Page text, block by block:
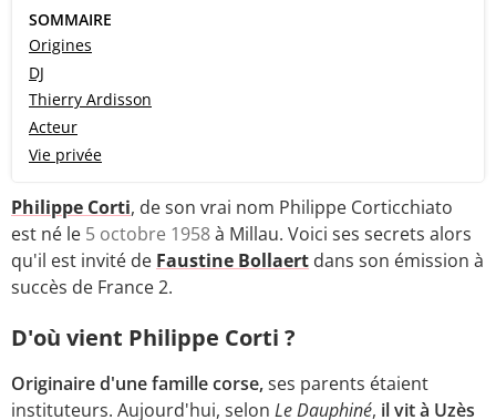
SOMMAIRE
Origines
DJ
Thierry Ardisson
Acteur
Vie privée
Philippe Corti, de son vrai nom Philippe Corticchiato
est né le 5 octobre 1958à Millau. Voici ses secrets alors
qu'il est invité de Faustine Bollaert dans son émission à
succès de France 2.
D'où vient Philippe Corti ?
Originaire d'une famille corse,ses parents étaient
instituteurs. Aujourd'hui, selon Le Dauphiné, il vit à Uzès